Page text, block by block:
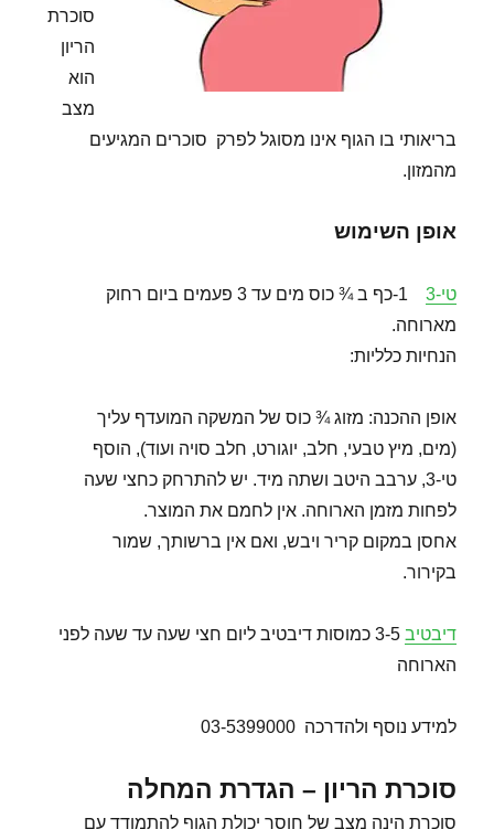
סוכרת
הריון
הוא
מצב
בריאותי בו הגוף אינו מסוגל לפרק סוכרים המגיעים
מהמזון.
אופן השימוש
טי-3
1-כף ב ¾ כוס מים עד 3 פעמים ביום רחוק
מארוחה.
הנחיות כלליות:
אופן ההכנה: מזוג ¾ כוס של המשקה המועדף עליך
(מים, מיץ טבעי, חלב, יוגורט, חלב סויה ועוד), הוסף
טי-3, ערבב היטב ושתה מיד. יש להתרחק כחצי שעה
לפחות מזמן הארוחה. אין לחמם את המוצר.
אחסן במקום קריר ויבש, ואם אין ברשותך, שמור
בקירור.
דיבטיב
3-5 כמוסות דיבטיב ליום חצי שעה עד שעה לפני
הארוחה
למידע נוסף ולהדרכה 03-5399000
סוכרת הריון – הגדרת המחלה
סוכרת הינה מצב של חוסר יכולת הגוף להתמודד עם